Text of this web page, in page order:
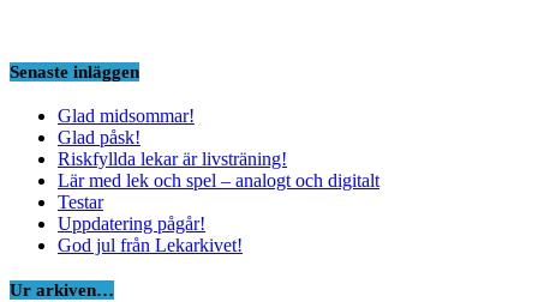
Senaste inläggen
Glad midsommar!
Glad påsk!
Riskfyllda lekar är livsträning!
Lär med lek och spel – analogt och digitalt
Testar
Uppdatering pågår!
God jul från Lekarkivet!
Ur arkiven…